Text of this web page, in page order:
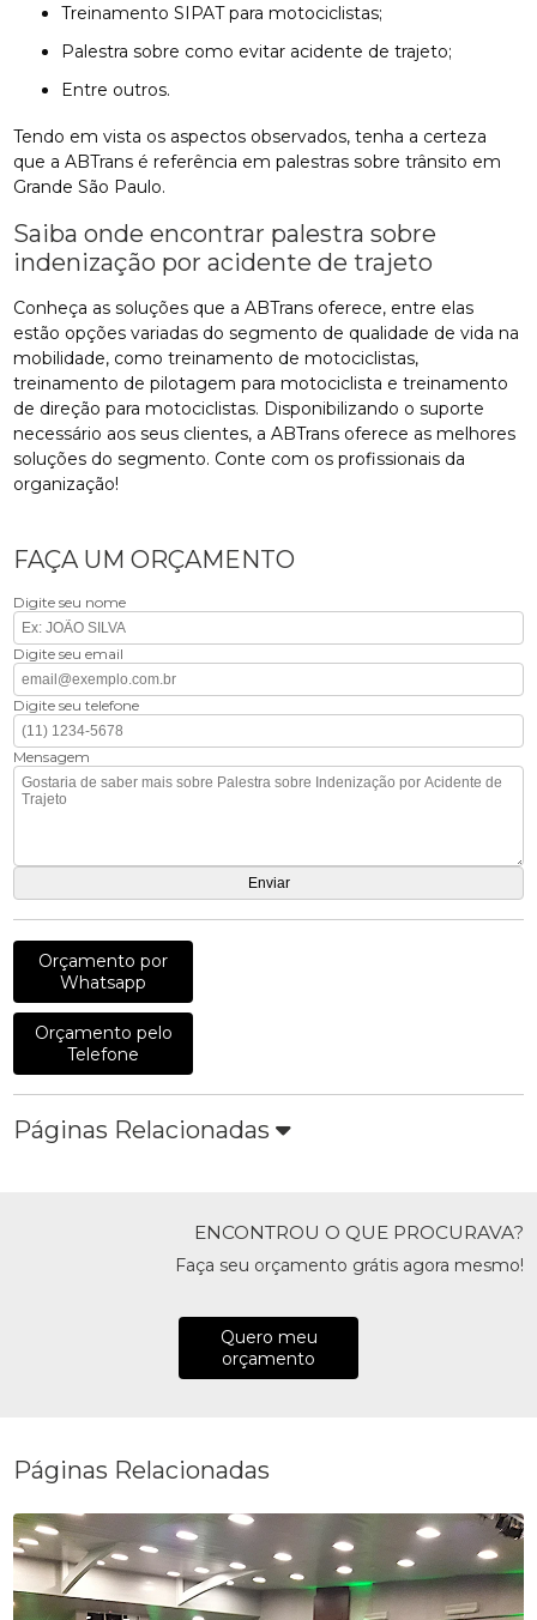
treinamento SIPAT para motociclistas;
palestra sobre como evitar acidente de trajeto;
entre outros.
Tendo em vista os aspectos observados, tenha a certeza
que a ABTrans é referência em palestras sobre trânsito em
Grande São Paulo.
Saiba onde encontrar palestra sobre
indenização por acidente de trajeto
Conheça as soluções que a ABTrans oferece, entre elas
estão opções variadas do segmento de qualidade de vida na
mobilidade, como treinamento de motociclistas,
treinamento de pilotagem para motociclista e treinamento
de direção para motociclistas. Disponibilizando o suporte
necessário aos seus clientes, a ABTrans oferece as melhores
soluções do segmento. Conte com os profissionais da
organização!
FAÇA UM ORÇAMENTO
Digite seu nome
Digite seu email
Digite seu telefone
Mensagem
Orçamento por
Whatsapp
Orçamento pelo
Telefone
Páginas Relacionadas
ENCONTROU O QUE PROCURAVA?
Faça seu orçamento grátis agora mesmo!
Quero meu
orçamento
Páginas Relacionadas